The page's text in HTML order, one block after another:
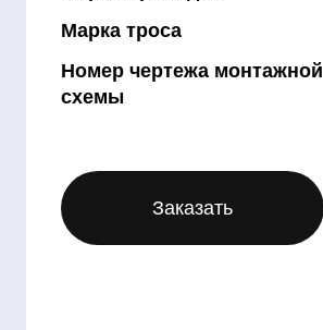
Марка троса
Номер чертежа монтажной
схемы
Заказать